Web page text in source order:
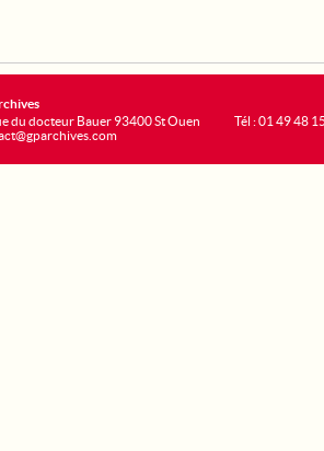
du docteur Bauer 93400 St Ouen
Tél : 01 49 48